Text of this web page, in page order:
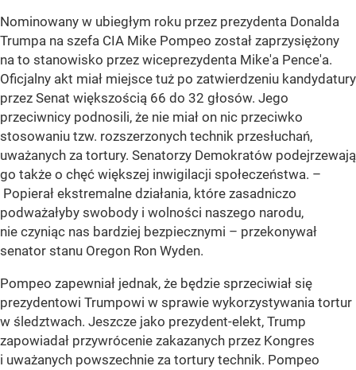
Nominowany w ubiegłym roku przez prezydenta Donalda
Trumpa na szefa CIA Mike Pompeo został zaprzysiężony
na to stanowisko przez wiceprezydenta Mike'a Pence'a.
Oficjalny akt miał miejsce tuż po zatwierdzeniu kandydatury
przez Senat większością 66 do 32 głosów. Jego
przeciwnicy podnosili, że nie miał on nic przeciwko
stosowaniu tzw. rozszerzonych technik przesłuchań,
uważanych za tortury. Senatorzy Demokratów podejrzewają
go także o chęć większej inwigilacji społeczeństwa. –
Popierał ekstremalne działania, które zasadniczo
podważałyby swobody i wolności naszego narodu,
nie czyniąc nas bardziej bezpiecznymi – przekonywał
senator stanu Oregon Ron Wyden.
Pompeo zapewniał jednak, że będzie sprzeciwiał się
prezydentowi Trumpowi w sprawie wykorzystywania tortur
w śledztwach. Jeszcze jako prezydent-elekt, Trump
zapowiadał przywrócenie zakazanych przez Kongres
i uważanych powszechnie za tortury technik. Pompeo